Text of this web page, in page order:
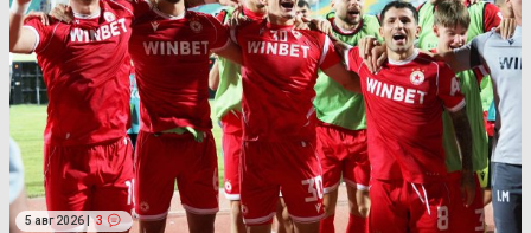
5 авг 2026 | 3